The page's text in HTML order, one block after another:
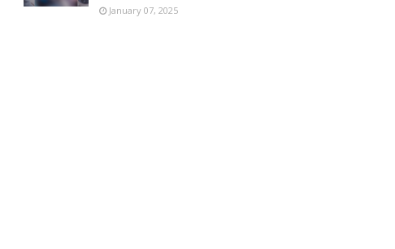
January 07, 2025